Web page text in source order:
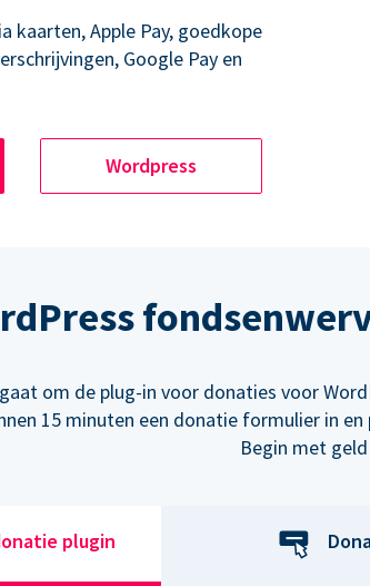
kaarten, Apple Pay, goedkope
Google Pay en
Wordpress
om de plug-in voor donaties voor
15 minuten een donatie formulier in
Begin met
plugin